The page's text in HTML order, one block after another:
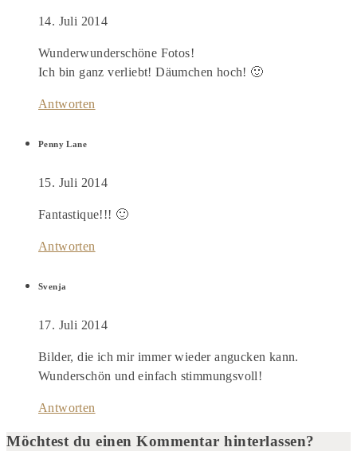
14. Juli 2014
Wunderwunderschöne Fotos!
Ich bin ganz verliebt! Däumchen hoch! 🙂
Antworten
Penny Lane
15. Juli 2014
Fantastique!!! 🙂
Antworten
Svenja
17. Juli 2014
Bilder, die ich mir immer wieder angucken kann.
Wunderschön und einfach stimmungsvoll!
Antworten
Möchtest du einen Kommentar hinterlassen?